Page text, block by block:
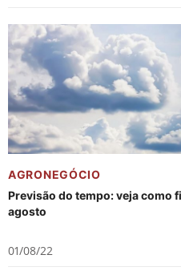
AGRONEGÓCIO
Previsão do tempo: veja como
agosto
01/08/22